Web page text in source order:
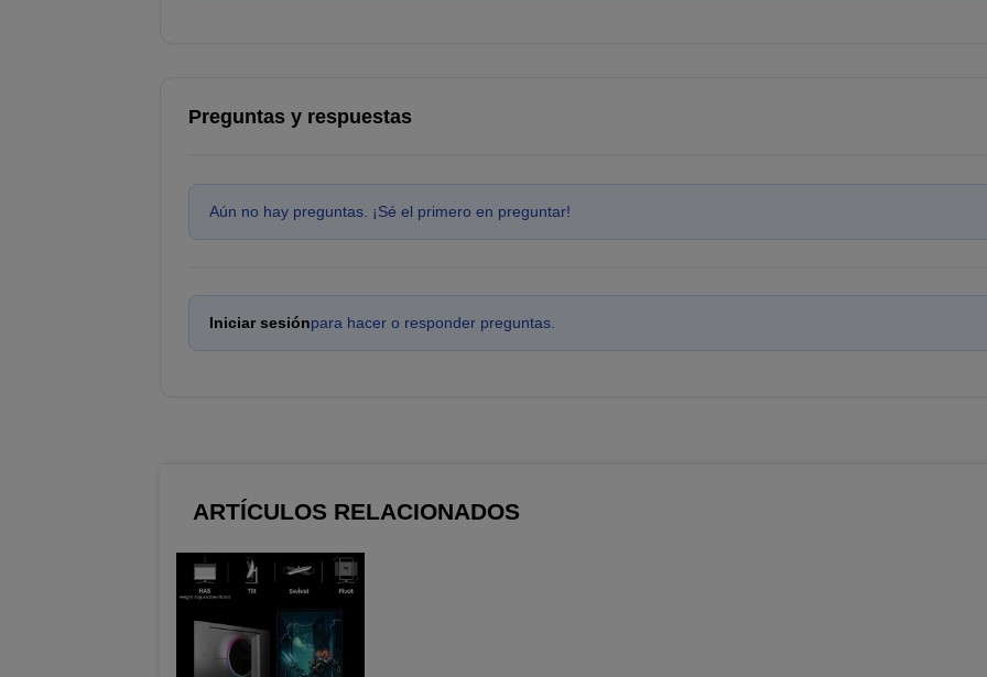
Preguntas y respuestas
Aún no hay preguntas. ¡Sé el primero en preguntar!
Iniciar sesiónpara hacer o responder preguntas.
ARTÍCULOS RELACIONADOS